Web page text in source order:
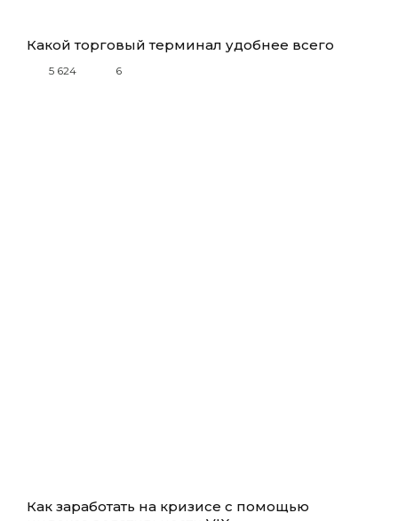
Какой торговый терминал удобнее всего
5 624 6
Как заработать на кризисе с помощью